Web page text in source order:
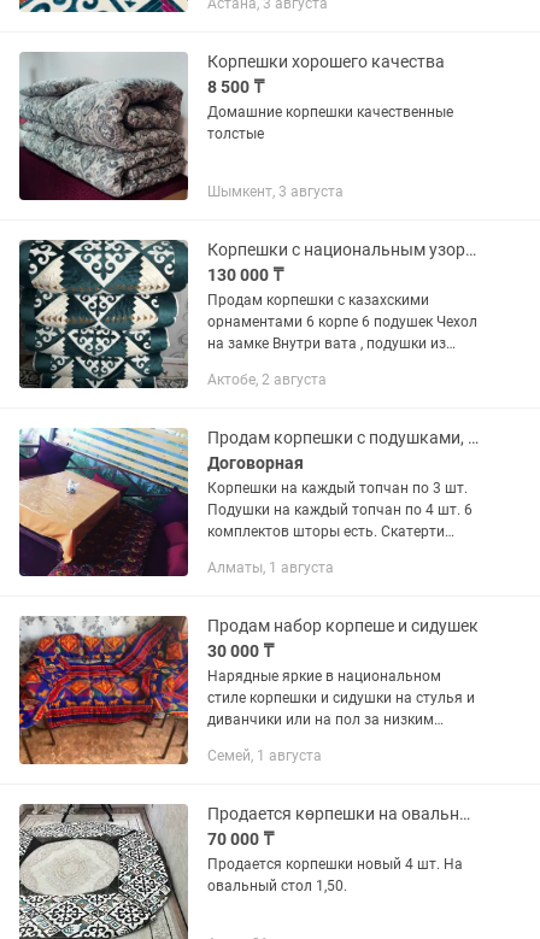
Астана, 3 августа
Корпешки хорошего качества
8 500 ₸
Домашние корпешки качественные
толстые
Шымкент, 3 августа
Корпешки с национальным узором
130 000 ₸
Продам корпешки с казахскими
орнаментами 6 корпе 6 подушек Чехол
на замке Внутри вата , подушки из
Актобе, 2 августа
Продам корпешки с подушками, шторами, скатертями на 6 топчанов
Договорная
Корпешки на каждый топчан по 3 шт.
Подушки на каждый топчан по 4 шт. 6
комплектов шторы есть. Скатерти
Все после стирки, чистое.
Алматы, 1 августа
Продам набор корпеше и сидушек
30 000 ₸
Нарядные яркие в национальном
стиле корпешки и сидушки на стулья и
диванчики или на пол за низким
Семей, 1 августа
Продается көрпешки на овальный стол
70 000 ₸
Продается корпешки новый 4 шт. На
овальный стол 1,50.